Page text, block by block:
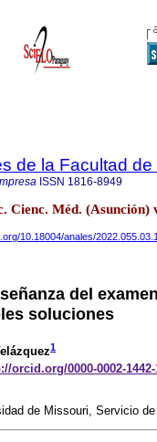
de la Facultad
ISSN 1816-8949
Cienc. Méd. (Asunción)
10.18004/anales/
del
soluciones
1
orcid.org/0000-0002-1442-
de Missouri, Servicio